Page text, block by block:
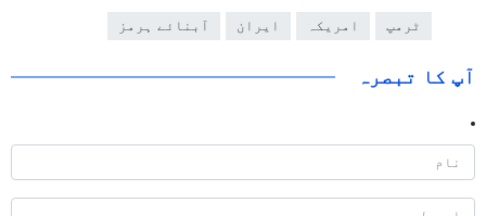
ٹرمپ امریکہ ایران آبنائے ہرمز
آپ کا تبصرہ